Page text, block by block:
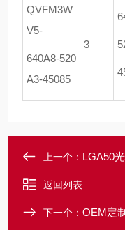
QVFM3W
V5-
640A8-520
A3-45085
3
上一个： LGA50
返回列表
下一个： OEM定制